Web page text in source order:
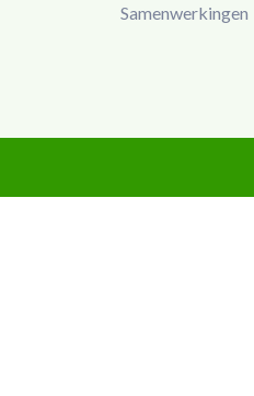
Samenwerkingen